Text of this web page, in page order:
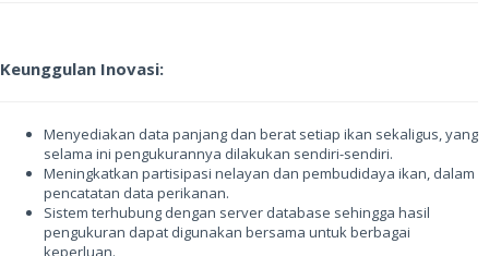
Keunggulan Inovasi:
Menyediakan data panjang dan berat setiap ikan sekaligus, yang
selama ini pengukurannya dilakukan sendiri-sendiri.
Meningkatkan partisipasi nelayan dan pembudidaya ikan, dalam
pencatatan data perikanan.
Sistem terhubung dengan server database sehingga hasil
pengukuran dapat digunakan bersama untuk berbagai
keperluan.